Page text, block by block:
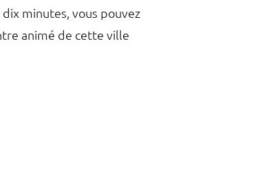
minutes, vous pouvez
animé de cette ville